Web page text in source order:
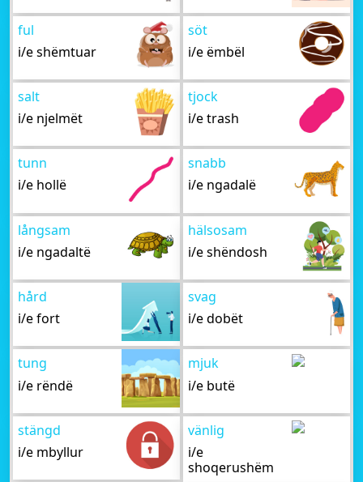
ful
i/e shëmtuar
söt
i/e ëmbël
salt
i/e njelmët
tjock
i/e trash
tunn
i/e hollë
snabb
i/e ngadalë
långsam
i/e ngadaltë
hälsosam
i/e shëndosh
hård
i/e fort
svag
i/e dobët
tung
i/e rëndë
mjuk
i/e butë
stängd
i/e mbyllur
vänlig
i/e
shoqerushëm